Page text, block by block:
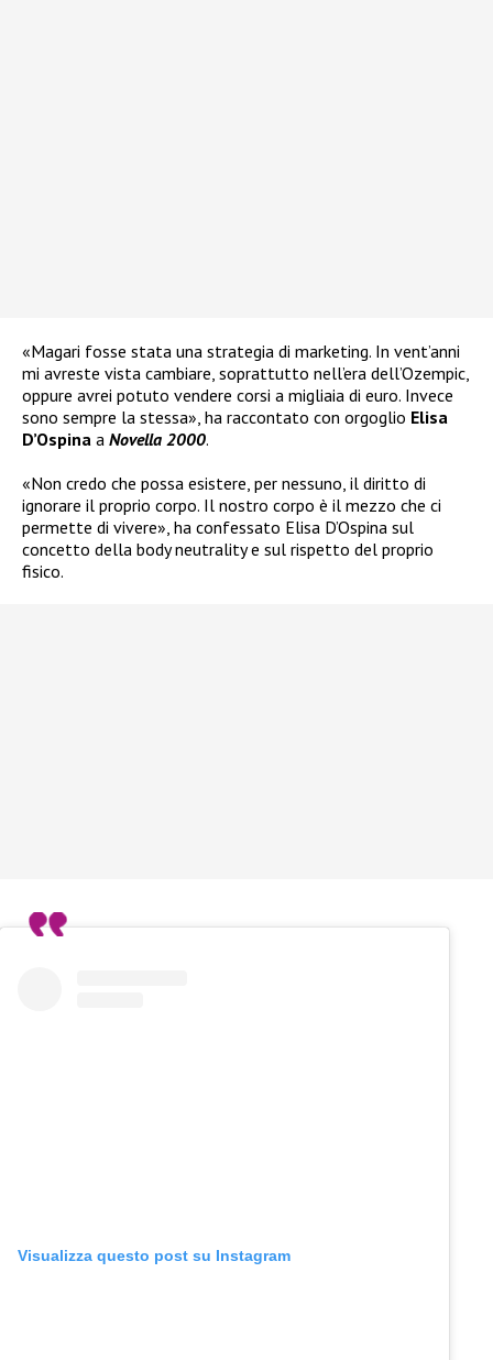
«Magari fosse stata una strategia di marketing. In vent’anni
mi avreste vista cambiare, soprattutto nell’era dell’Ozempic,
oppure avrei potuto vendere corsi a migliaia di euro. Invece
sono sempre la stessa», ha raccontato con orgoglio Elisa
D’Ospina a Novella 2000.
«Non credo che possa esistere, per nessuno, il diritto di
ignorare il proprio corpo. Il nostro corpo è il mezzo che ci
permette di vivere», ha confessato Elisa D’Ospina sul
concetto della body neutrality e sul rispetto del proprio
fisico.
Visualizza questo post su Instagram